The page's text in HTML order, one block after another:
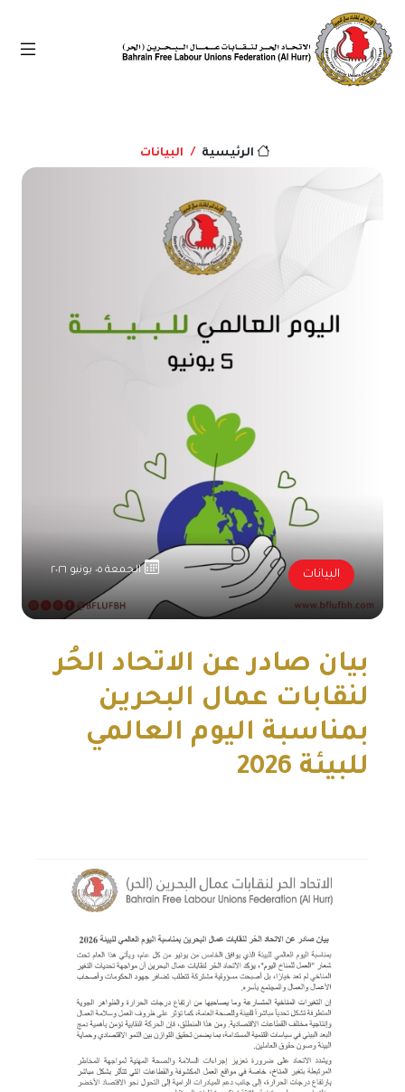
الرئيسية البيانات
البيانات الجمعة ٠٥ يونيو ٢٠٢٦
بيان صادر عن الاتحاد الحُر
لنقابات عمال البحرين
بمناسبة اليوم العالمي
للبيئة 2026